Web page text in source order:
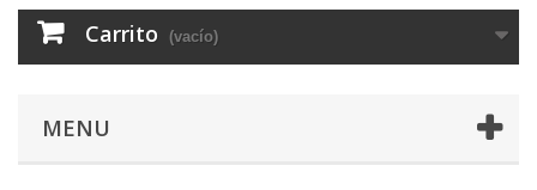
Carrito (vacío)
MENU